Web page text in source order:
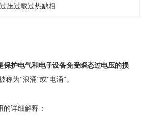
过压过载过热缺相
保护电气和电子设备免受瞬态过电压的损
称为“浪涌”或“电涌”。
的详细解释：